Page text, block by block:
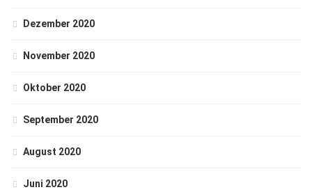
Dezember 2020
November 2020
Oktober 2020
September 2020
August 2020
Juni 2020